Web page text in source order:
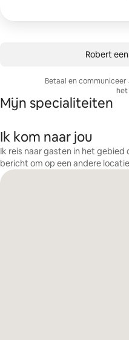
Robert
Betaal en
het
Mijn specialiteiten
Ik kom naar jou
Ik reis naar gasten in het
bericht om op een andere